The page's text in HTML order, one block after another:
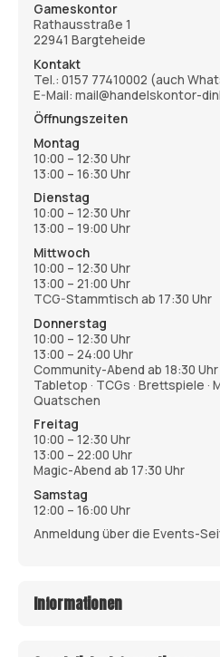
Gameskontor
Rathausstraße 1
22941 Bargteheide
Kontakt
Tel.: 0157 77410002 (auch
E-Mail: mail@handelskontor-
Öffnungszeiten
Montag
10:00 – 12:30 Uhr
13:00 – 16:30 Uhr
Dienstag
10:00 – 12:30 Uhr
13:00 – 19:00 Uhr
Mittwoch
10:00 – 12:30 Uhr
13:00 – 21:00 Uhr
TCG-Stammtisch ab 17:30 Uhr
Donnerstag
10:00 – 12:30 Uhr
13:00 – 24:00 Uhr
Community-Abend ab 18:30 Uhr
Tabletop · TCGs · Brettspiele ·
Quatschen
Freitag
10:00 – 12:30 Uhr
13:00 – 22:00 Uhr
Magic-Abend ab 17:30 Uhr
Samstag
12:00 – 16:00 Uhr
Anmeldung über die Events-
Informationen